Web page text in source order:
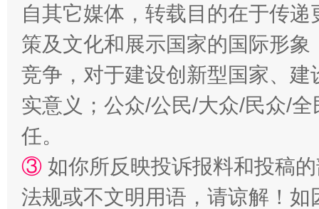
招工难、用工荒背后
自其它媒体，转载目的在于传
策及文化和展示国家的国际形
竞争，对于建设创新型国家、
实意义；公众/公民/大众/民众/
任。
③ 如你所反映投诉报料和投稿
法规或不文明用语，请谅解！